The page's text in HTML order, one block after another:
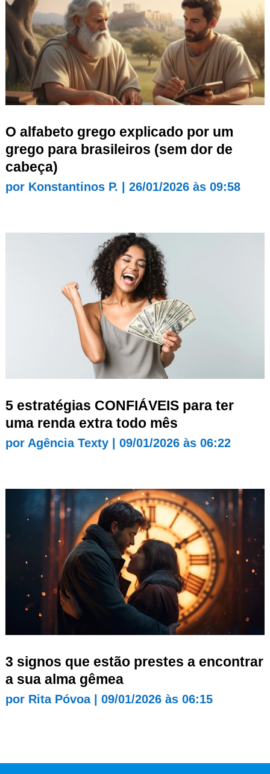
O alfabeto grego explicado por um
grego para brasileiros (sem dor de
cabeça)
por Konstantinos P. 26/01/2026 às 09:58
5 estratégias CONFIÁVEIS para ter
uma renda extra todo mês
por Agência Texty| 09/01/2026 às 06:22
3 signos que estão prestes a encontrar
a sua alma gêmea
por Rita Póvoa| 09/01/2026 às 06:15